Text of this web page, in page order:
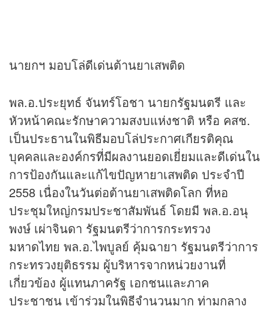
นายกฯ มอบโล่ดีเด่นต้านยาเสพติด
พล.อ.ประยุทธ์ จันทร์โอชา นายกรัฐมนตรี และ
หัวหน้าคณะรักษาความสงบแห่งชาติ หรือ คสช.
เป็นประธานในพิธีมอบโล่ประกาศเกียรติคุณ
บุคคลและองค์กรที่มีผลงานยอดเยี่ยมและดีเด่นใน
การป้องกันและแก้ไขปัญหายาเสพติด ประจำปี
2558 เนื่องในวันต่อต้านยาเสพติดโลก ที่หอ
ประชุมใหญ่กรมประชาสัมพันธ์ โดยมี พล.อ.อนุ
พงษ์ เผ่าจินดา รัฐมนตรีว่าการกระทรวง
มหาดไทย พล.อ.ไพบูลย์ คุ้มฉายา รัฐมนตรีว่าการ
กระทรวงยุติธรรม ผู้บริหารจากหน่วยงานที่
เกี่ยวข้อง ผู้แทนภาครัฐ เอกชนและภาค
ประชาชน เข้าร่วมในพิธีจำนวนมาก ท่ามกลาง